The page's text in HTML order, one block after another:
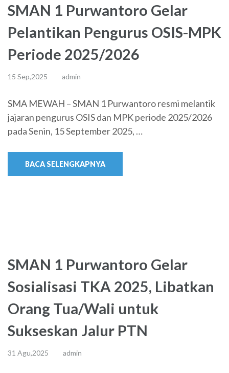
SMAN 1 Purwantoro Gelar
Pelantikan Pengurus OSIS-MPK
Periode 2025/2026
15 Sep,2025 admin
SMA MEWAH – SMAN 1 Purwantoro resmi melantik
jajaran pengurus OSIS dan MPK periode 2025/2026
pada Senin, 15 September 2025, …
BACA SELENGKAPNYA
SMAN 1 Purwantoro Gelar
Sosialisasi TKA 2025, Libatkan
Orang Tua/Wali untuk
Sukseskan Jalur PTN
31 Agu,2025 admin